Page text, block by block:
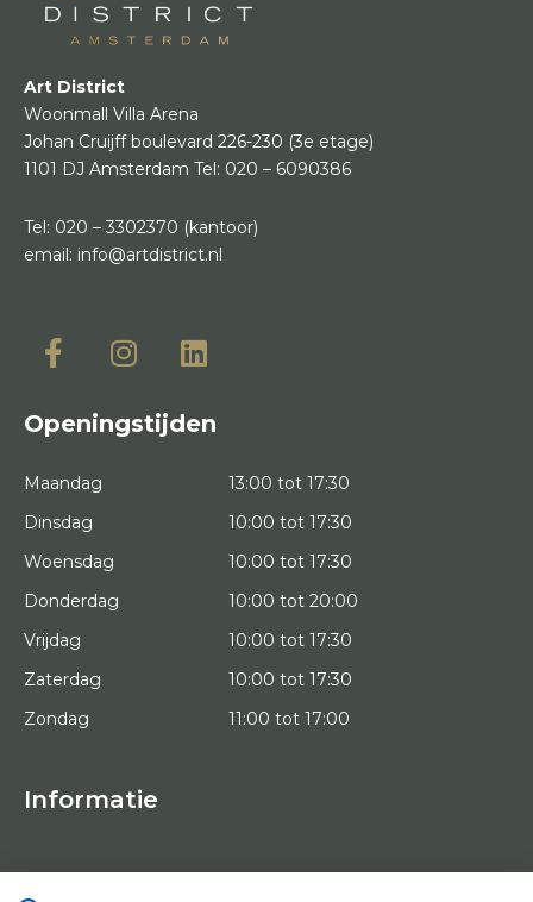
Art District
Woonmall Villa Arena
Johan Cruijff boulevard 226-230 (3e etage)
1101 DJ Amsterdam Tel: 020 – 6090386
Tel: 020 – 3302370 (kantoor)
email: info@artdistrict.nl
Openingstijden
Maandag
13:00 tot 17:30
Dinsdag
10:00 tot 17:30
Woensdag
10:00 tot 17:30
Donderdag
10:00 tot 20:00
Vrijdag
10:00 tot 17:30
Zaterdag
10:00 tot 17:30
Zondag
11:00 tot 17:00
Informatie
HOME